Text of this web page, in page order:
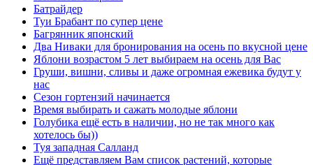
Батрайдер
Туи Брабант по супер цене
Багрянник японский
Два Ниваки для бронирования на осень по вкусной цене
Яблони возрастом 5 лет выбираем на осень для Вас
Груши, вишни, сливы и даже огромная ежевика будут у
нас
Сезон гортензий начинается
Время выбирать и сажать молодые яблони
Голубика ещё есть в наличии, но не так много как
хотелось бы))
Туя западная Салланд
Ещё представляем Вам список растений, которые